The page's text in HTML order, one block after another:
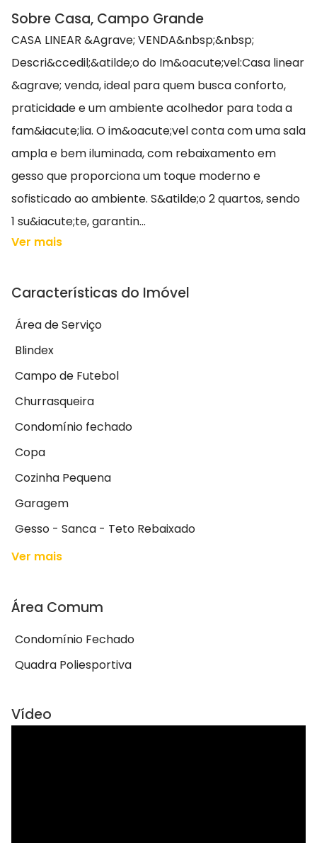
Sobre Casa, Campo Grande
CASA LINEAR &Agrave; VENDA&nbsp;&nbsp;
Descri&ccedil;&atilde;o do Im&oacute;vel:Casa linear
&agrave; venda, ideal para quem busca conforto,
praticidade e um ambiente acolhedor para toda a
fam&iacute;lia. O im&oacute;vel conta com uma sala
ampla e bem iluminada, com rebaixamento em
gesso que proporciona um toque moderno e
sofisticado ao ambiente. S&atilde;o 2 quartos, sendo
1 su&iacute;te, garantin...
Ver mais
Características do Imóvel
Área de Serviço
Blindex
Campo de Futebol
Churrasqueira
Condomínio fechado
Copa
Cozinha Pequena
Garagem
Gesso - Sanca - Teto Rebaixado
Ver mais
Área Comum
Condomínio Fechado
Quadra Poliesportiva
Vídeo